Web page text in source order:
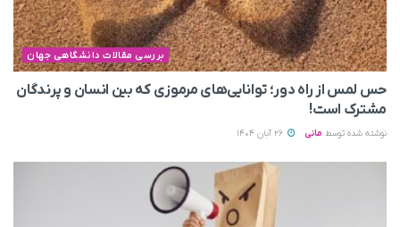
بررسی مقالات دانشگاهی جهان
حس لمس از راه دور؛ توانایی‌های مرموزی که بین انسان و پرندگان
مشترک است!
نوشته شده توسط مانی